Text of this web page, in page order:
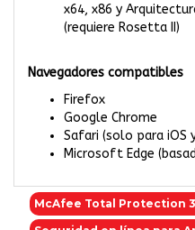
x64, x86 y
(requiere Rosetta II)
Navegadores compatibles
Firefox
Google Chrome
Safari (solo para iOS
Microsoft Edge
McAfee Total Protection